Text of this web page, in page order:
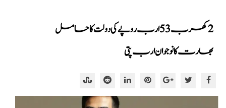
2 کھرب 53ارب روپے کی دولت کا حامل
بھارت کا نوجوان ارب پتی